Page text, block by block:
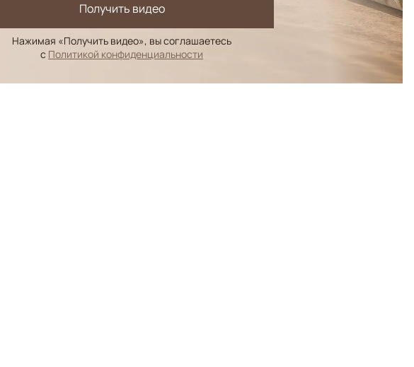
Получить видео
Нажимая «Получить видео», вы соглашаетесь
с Политикой конфиденциальности